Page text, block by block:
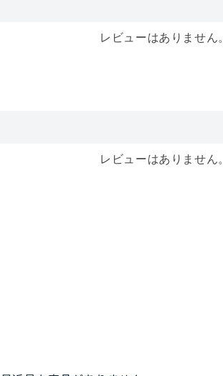
レビューはありません
レビューはありません